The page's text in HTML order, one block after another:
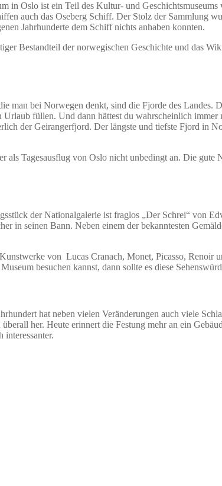
in Oslo ist ein Teil des Kultur- und
auch das Oseberg Schiff. Der Stolz der Sammlung
Jahrhunderte dem Schiff nichts anhaben konnten.
Bestandteil der norwegischen Geschichte und das
man bei Norwegen denkt, sind die Fjorde des Landes.
Urlaub füllen. Und dann hättest du wahrscheinlich
der Geirangerfjord. Der längste und tiefste Fjord in
als Tagesausflug von Oslo nicht unbedingt an. Die
der Nationalgalerie ist fraglos „Der Schrei“ von
in seinen Bann. Neben einem der bekanntesten
von Lucas Cranach, Monet, Picasso, Renoir
besuchen kannst, dann sollte es diese
hat neben vielen Veränderungen auch viele
her. Heute erinnert die Festung mehr an ein
interessanter.